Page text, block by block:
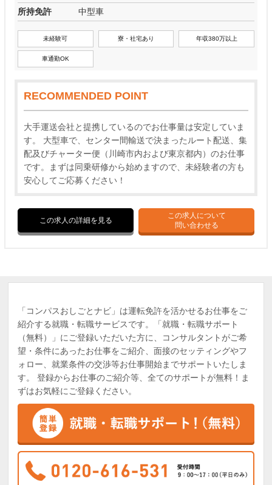
所持免許
中型車
未経験可 寮・社宅あり 年収380万以上
車通勤OK
RECOMMENDED POINT
大手運送会社と提携しているのでお仕事量は安定していま
す。 大型車で、センター間輸送で決まったルート配送、集
配及びチャーター便（川崎市内および東京都内）のお仕事
です。まずは同乗研修から始めますので、未経験者の方も
安心してご応募ください！
この求人の詳細を見る
この求人について
問い合わせる
「コンパスおしごとナビ」は運転免許を活かせるお仕事をご
紹介する就職・転職サービスです。「就職・転職サポート
（無料）」にご登録いただいた方に、コンサルタントがご希
望・条件にあったお仕事をご紹介、面接のセッティングやフ
ォロー、就業条件の交渉等お仕事開始までサポートいたしま
す。 登録からお仕事のご紹介等、全てのサポートが無料！ま
ずはお気軽にご登録ください。